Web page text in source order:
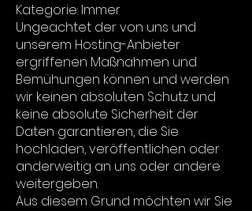
Kategorie: Immer
Ungeachtet der von uns und
unserem Hosting-Anbieter
ergriffenen Maßnahmen und
Bemühungen können und werden
wir keinen absoluten Schutz und
keine absolute Sicherheit der
Daten garantieren, die Sie
hochladen, veröffentlichen oder
anderweitig an uns oder andere
weitergeben.
Aus diesem Grund möchten wir Sie